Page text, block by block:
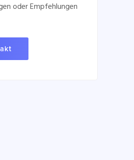
oder Empfehlungen